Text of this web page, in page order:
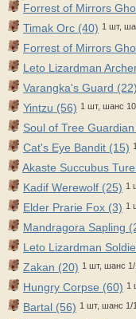
Forrest of Mirrors
Timak Orc (40) 1 шт,
Forrest of Mirrors
Leto Lizardman
Varangka's Guard (22)
Yintzu (56) 1 шт, шанс
Soul of Tree
Cat's Eye Bandit (15)
Akaste Succubus
Kadif Werewolf (25) 1
Elder Prarie Fox (3) 1
Mandragora Sapling
Leto Lizardman
Zakan (20) 1 шт, шанс 1/
Hungry Corpse (60) 1
Bartal (56) 1 шт, шанс 1/